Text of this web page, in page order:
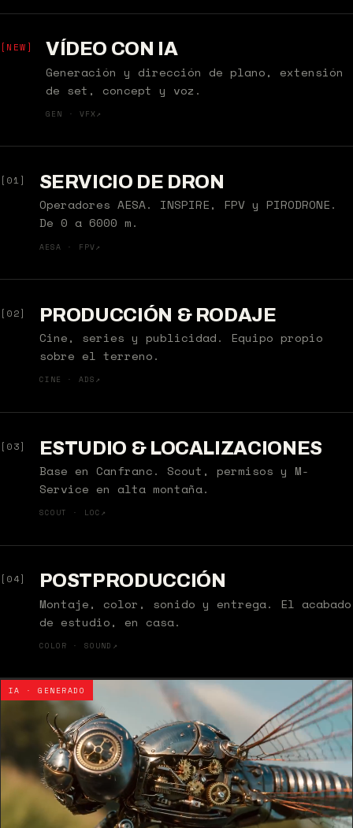
[NEW] VÍDEO CON IA
Generación y dirección de plano, extensión
de set, concept y voz.
GEN · VFX ↗
[01] SERVICIO DE DRON
Operadores AESA. INSPIRE, FPV y PIRODRONE.
De 0 a 6000 m.
AESA · FPV ↗
[02] PRODUCCIÓN & RODAJE
Cine, series y publicidad. Equipo propio
sobre el terreno.
CINE · ADS ↗
[03] ESTUDIO & LOCALIZACIONES
Base en Canfranc. Scout, permisos y M-
Service en alta montaña.
SCOUT · LOC ↗
[04] POSTPRODUCCIÓN
Montaje, color, sonido y entrega. El acabado
de estudio, en casa.
COLOR · SOUND ↗
IA · GENERADO